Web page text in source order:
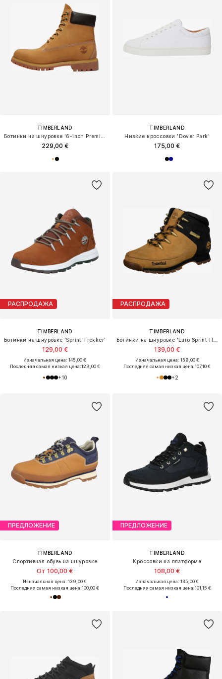
TIMBERLAND
229,00 €
TIMBERLAND
Низкие кроссовки 'Dover Park'
175,00 €
РАСПРОДАЖА
TIMBERLAND
Ботинки на шнуровке 'Sprint Trekker'
129,00 €
Изначальная цена: 145,00 €
Последняя самая низкая цена:129,00 €
+10
РАСПРОДАЖА
TIMBERLAND
139,00 €
Изначальная цена: 159,00 €
Последняя самая низкая цена:107,10 €
+2
ПРЕДЛОЖЕНИЕ
TIMBERLAND
Спортивная обувь на шнуровке
От 100,00 €
Изначальная цена: 139,00 €
Последняя самая низкая цена:100,00 €
ПРЕДЛОЖЕНИЕ
TIMBERLAND
Кроссовки на платформе
108,00 €
Изначальная цена: 135,00 €
Последняя самая низкая цена:101,15 €